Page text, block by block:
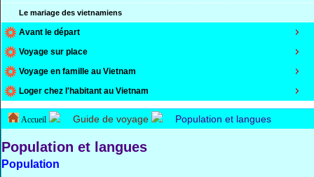
Le mariage des vietnamiens
Avant le départ
Voyage sur place
Voyage en famille au Vietnam
Loger chez l'habitant au Vietnam
Accueil Guide de voyage Population et langues
Population et langues
Population